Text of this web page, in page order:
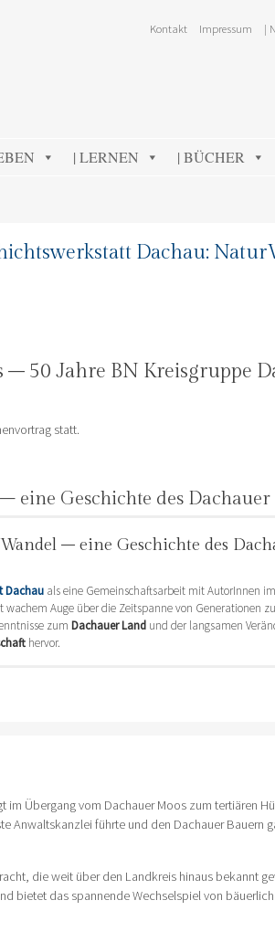
Kontakt Impressum |
| LERNEN | BÜCHER
Dachau:
50 Jahre BN Kreisgruppe
statt.
Geschichte des Dachauer
– eine Geschichte des
Dachau als eine Gemeinschaftsarbeit mit AutorInnen
Auge über die Zeitspanne von Generationen
zumDachauer Land und der langsamen
hervor.
Übergang vom Dachauer Moos zum tertiären
Anwaltskanzlei führte und den Dachauer Bauern
die weit über den Landkreis hinaus bekannt
bietet das spannende Wechselspiel von